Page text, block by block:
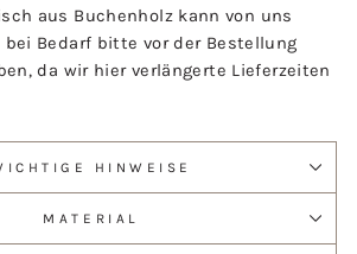
aus Buchenholz kann von uns
Bedarf bitte vor der Bestellung
da wir hier verlängerte Lieferzeiten
HINWEISE
MATERIAL